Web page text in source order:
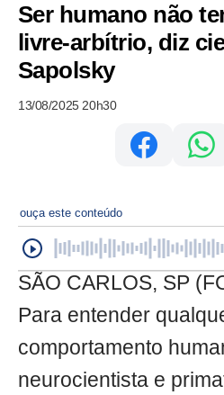
Ser humano não
livre-arbítrio, diz
Sapolsky
13/08/2025 20h30
ouça este conteúdo
SÃO CARLOS, SP
Para entender
comportamento
neurocientista e